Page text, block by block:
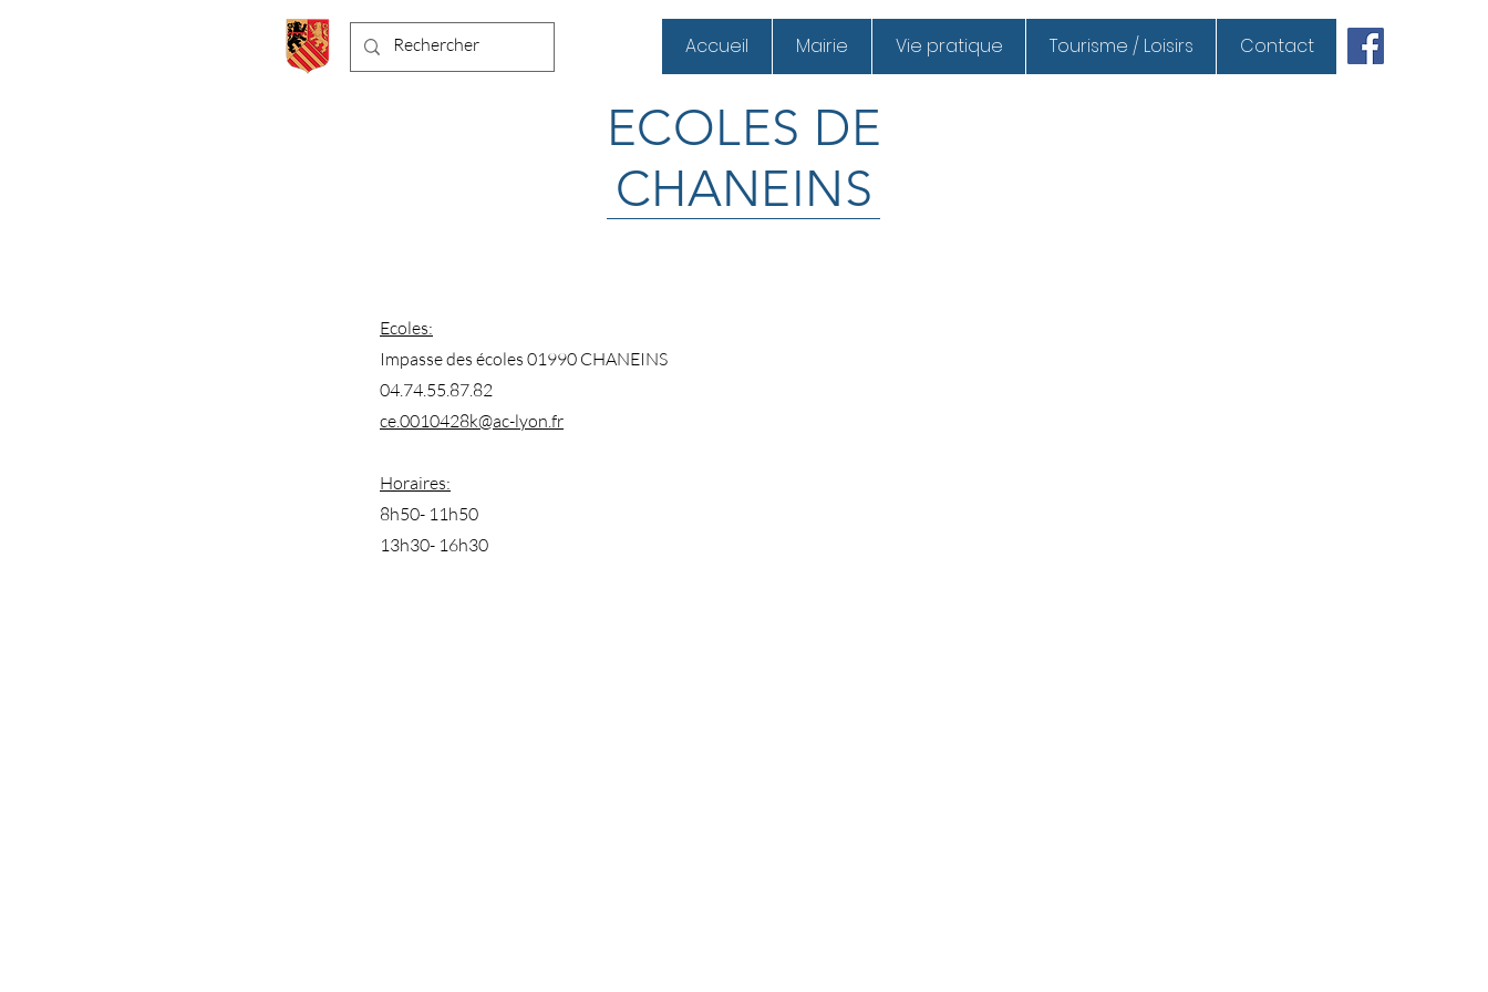
Accueil Mairie Vie pratique Tourisme / Loisirs Contact
ECOLES DE
CHANEINS
Ecoles:
Impasse des écoles 01990 CHANEINS
04.74.55.87.82
ce.0010428k@ac-lyon.fr
Horaires:
8h50- 11h50
13h30- 16h30